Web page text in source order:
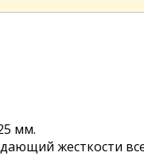
мм.
жесткости